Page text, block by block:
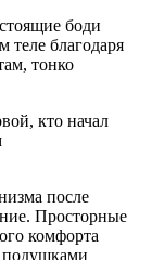
боди
теле благодаря
тонко
кто начал
после
Просторные
комфорта
подушками